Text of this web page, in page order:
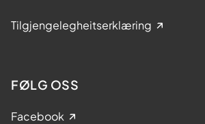
Tilgjengelegheitserklæring
FØLG OSS
Facebook